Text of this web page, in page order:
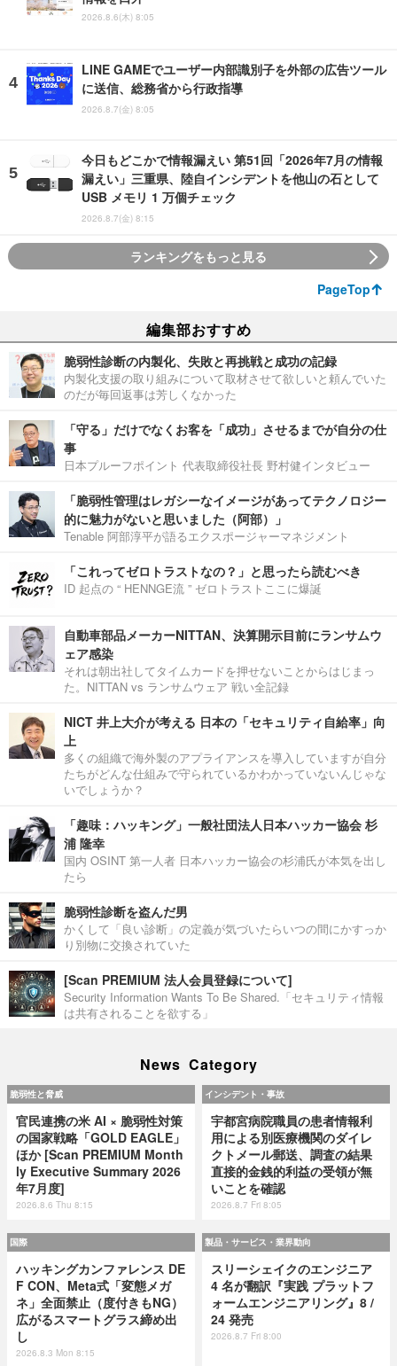
2026.8.6(木) 8:05
LINE GAMEでユーザー内部識別子を外部の広告ツール
に送信、総務省から行政指導
2026.8.7(金) 8:05
今日もどこかで情報漏えい 第51回「2026年7月の情報
漏えい」三重県、陸自インシデントを他山の石として
USB メモリ 1 万個チェック
2026.8.7(金) 8:15
ランキングをもっと見る
PageTop
編集部おすすめ
脆弱性診断の内製化、失敗と再挑戦と成功の記録
内製化支援の取り組みについて取材させて欲しいと頼んでいた
のだが毎回返事は芳しくなかった
「守る」だけでなくお客を「成功」させるまでが自分の仕
事
日本プルーフポイント 代表取締役社長 野村健インタビュー
「脆弱性管理はレガシーなイメージがあってテクノロジー
的に魅力がないと思いました（阿部）」
Tenable 阿部淳平が語るエクスポージャーマネジメント
「これってゼロトラストなの？」と思ったら読むべき
ID 起点の “ HENNGE流 ” ゼロトラストここに爆誕
自動車部品メーカーNITTAN、決算開示目前にランサムウ
ェア感染
それは朝出社してタイムカードを押せないことからはじまっ
た。NITTAN vs ランサムウェア 戦い全記録
NICT 井上大介が考える 日本の「セキュリティ自給率」向
上
多くの組織で海外製のアプライアンスを導入していますが自分
たちがどんな仕組みで守られているかわかっていないんじゃな
いでしょうか？
「趣味：ハッキング」一般社団法人日本ハッカー協会 杉
浦 隆幸
国内 OSINT 第一人者 日本ハッカー協会の杉浦氏が本気を出し
たら
脆弱性診断を盗んだ男
かくして「良い診断」の定義が気づいたらいつの間にかすっか
り別物に交換されていた
[Scan PREMIUM 法人会員登録について]
Security Information Wants To Be Shared.「セキュリティ情報
は共有されることを欲する」
News Category
脆弱性と脅威
官民連携の米 AI × 脆弱性対策
の国家戦略「GOLD EAGLE」
ほか [Scan PREMIUM Month
ly Executive Summary 2026
年7月度]
2026.8.6 Thu 8:15
インシデント・事故
宇都宮病院職員の患者情報利
用による別医療機関のダイレ
クトメール郵送、調査の結果
直接的金銭的利益の受領が無
いことを確認
2026.8.7 Fri 8:05
国際
ハッキングカンファレンス DE
F CON、Meta式「変態メガ
ネ」全面禁止（度付きもNG）
広がるスマートグラス締め出
し
2026.8.3 Mon 8:15
製品・サービス・業界動向
スリーシェイクのエンジニア
4 名が翻訳『実践 プラットフ
ォームエンジニアリング』8 /
24 発売
2026.8.7 Fri 8:00